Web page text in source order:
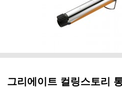
그리에이트 컬링스토리